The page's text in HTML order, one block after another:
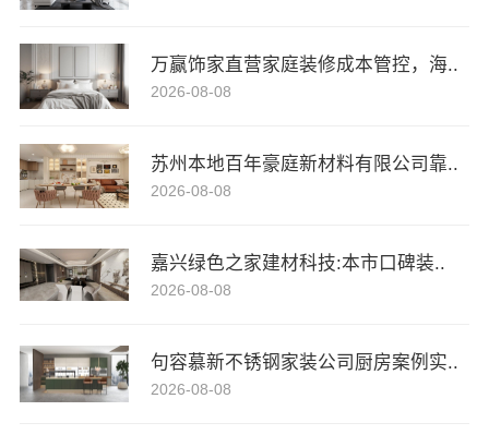
万赢饰家直营家庭装修成本管控，海..
2026-08-08
苏州本地百年豪庭新材料有限公司靠..
2026-08-08
嘉兴绿色之家建材科技:本市口碑装..
2026-08-08
句容慕新不锈钢家装公司厨房案例实..
2026-08-08